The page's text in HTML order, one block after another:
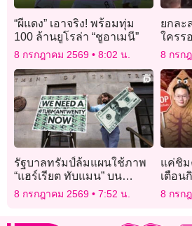
“ผีแดง” เอาจริง! พร้อมทุ่ม
100 ล้านยูโรล่า “ชูอาเมนี”
8 กรกฎาคม 2569 8:02 น.
ยกละ
ใครร
เดิมพั
8 กรก
รัฐบาลทรัมป์ล้มแผนใช้ภาพ
“แฮร์เรียต ทับแมน” บน
ธนบัตร 20 ดอลลาร์สหรัฐ
8 กรกฎาคม 2569 7:52 น.
แค่ชิม
เตือน
ปลาร้
8 กรก